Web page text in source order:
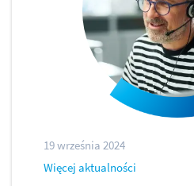
19 września 2024
Więcej aktualności